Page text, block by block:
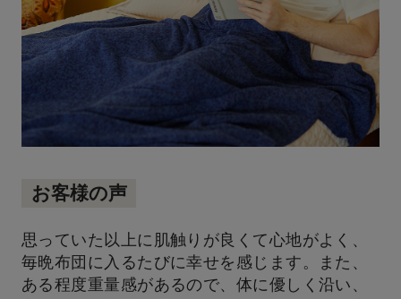
お客様の声
思っていた以上に肌触りが良くて心地がよく、
毎晩布団に入るたびに幸せを感じます。また、
ある程度重量感があるので、体に優しく沿い、